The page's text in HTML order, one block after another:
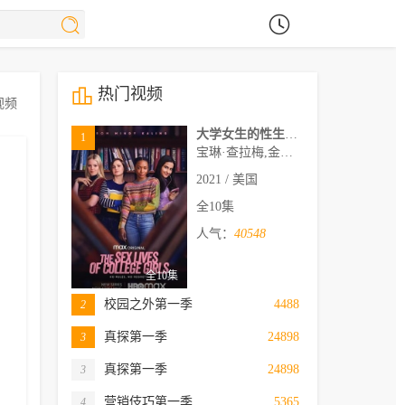
频
托比·瑞格波 利安娜·贝斯特
热门视频
全10集
1
大学女生的性生活第一季
宝琳·查拉梅,金伯利·马图拉,米多莉·弗朗西斯,劳伦·斯宾瑟,史蒂芬·瓜里诺,卡维·拉德尼尔,马特·马洛伊,嘉文·莱特伍德,肯尼迪·利·斯洛克姆,马修·戈尔德,莱西·哈特塞尔,罗布·许贝尔,莱克斯·金,佩吉·陆,雪莉·谢波德,妮可·沙利文,吉利安·阿美娜特
2021 / 美国
全10集
人气：40548
2 校园之外第一季 4488
3 真探第一季 24898
3 真探第一季 24898
营销伎巧第一季 5365